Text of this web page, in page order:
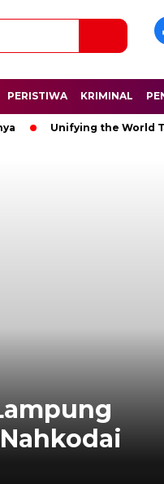
PERISTIWA KRIMINAL
Unifying the World
Sungai